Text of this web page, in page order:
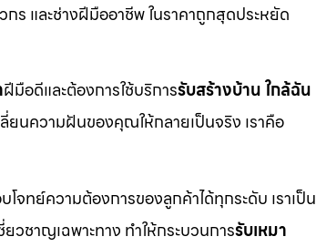
ร และช่างฝีมืออาชีพ ในราคาถูกสุดประหยัด
ฝีมือดีและต้องการใช้บริการรับสร้างบ้าน ใกล้ฉัน
ยนความฝันของคุณให้กลายเป็นจริง เราคือ
โจทย์ความต้องการของลูกค้าได้ทุกระดับ เราเป็น
ชาญเฉพาะทาง ทำให้กระบวนการรับเหมา